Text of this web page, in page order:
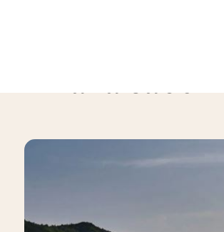
Para saber